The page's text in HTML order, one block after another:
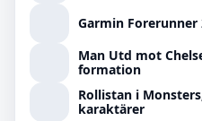
Garmin Forerunner
Man Utd mot
formation
Rollistan i
karaktärer